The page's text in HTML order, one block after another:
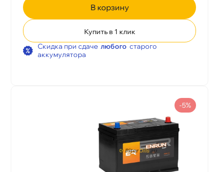
корзину
Купить в 1 клик
Скидка при сдаче любого старого
аккумулятора
-5%